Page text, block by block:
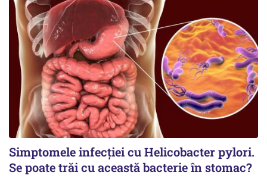
Simptomele infecției cu Helicobacter pylori.
Se poate trăi cu această bacterie în stomac?